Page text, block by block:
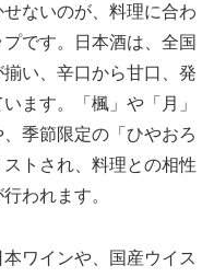
ないのが、料理に合わ
です。日本酒は、全国
い、辛口から甘口、発
ます。「楓」や「月」
季節限定の「ひやおろ
トされ、料理との相性
われます。
ワインや、国産ウイス